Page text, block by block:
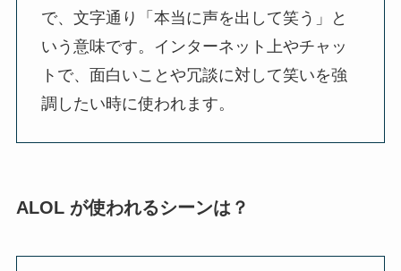
で、文字通り「本当に声を出して笑う」と
いう意味です。インターネット上やチャッ
トで、面白いことや冗談に対して笑いを強
調したい時に使われます。
ALOL が使われるシーンは？